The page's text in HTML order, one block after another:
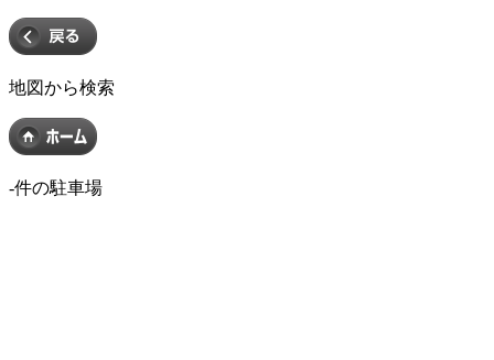
地図から検索
-件の駐車場